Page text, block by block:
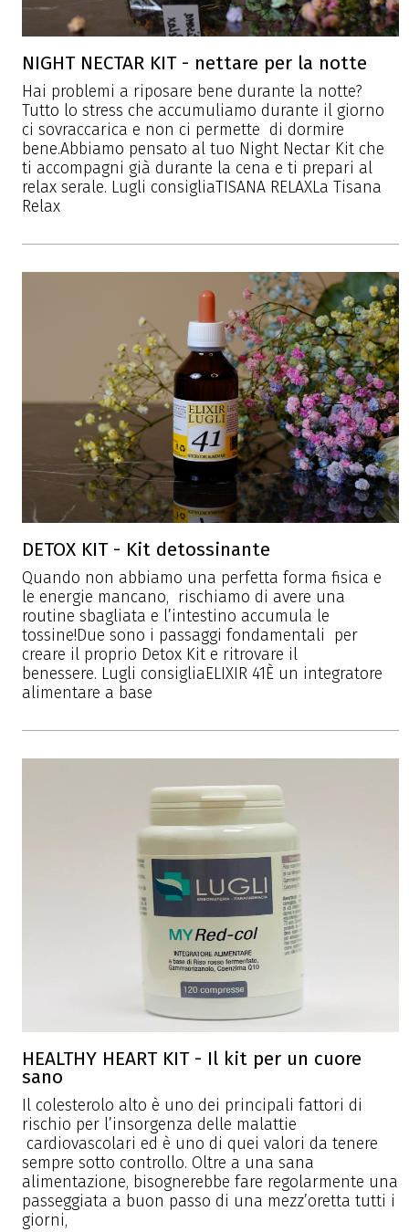
NIGHT NECTAR KIT - nettare per la notte
Hai problemi a riposare bene durante la notte?
Tutto lo stress che accumuliamo durante il giorno
ci sovraccarica e non ci permette di dormire
bene.Abbiamo pensato al tuo Night Nectar Kit che
ti accompagni già durante la cena e ti prepari al
relax serale. Lugli consigliaTISANA RELAXLa Tisana
Relax
DETOX KIT - Kit detossinante
Quando non abbiamo una perfetta forma fisica e
le energie mancano, rischiamo di avere una
routine sbagliata e l’intestino accumula le
tossine!Due sono i passaggi fondamentali per
creare il proprio Detox Kit e ritrovare il
benessere. Lugli consigliaELIXIR 41È un integratore
alimentare a base
HEALTHY HEART KIT - Il kit per un cuore
sano
Il colesterolo alto è uno dei principali fattori di
rischio per l’insorgenza delle malattie
cardiovascolari ed è uno di quei valori da tenere
sempre sotto controllo. Oltre a una sana
alimentazione, bisognerebbe fare regolarmente una
passeggiata a buon passo di una mezz’oretta tutti i
giorni,